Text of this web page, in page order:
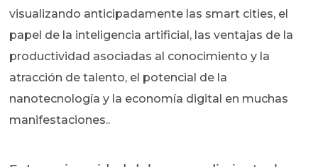
visualizando anticipadamente las smart cities, el
papel de la inteligencia artificial, las ventajas de la
productividad asociadas al conocimiento y la
atracción de talento, el potencial de la
nanotecnología y la economía digital en muchas
manifestaciones..